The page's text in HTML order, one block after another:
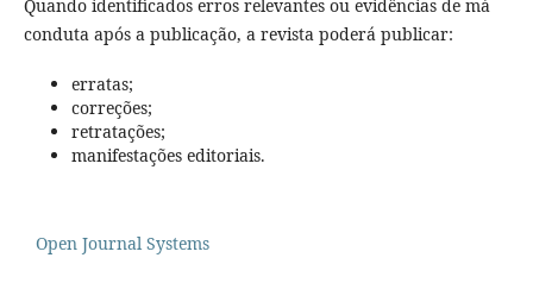
Quando identificados erros relevantes ou evidências de má
conduta após a publicação, a revista poderá publicar:
erratas;
correções;
retratações;
manifestações editoriais.
Open Journal Systems